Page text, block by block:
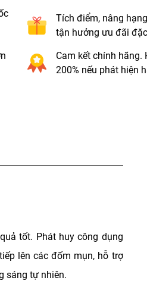
Tích điểm, nâng
tận hưởng ưu đãi
Cam kết chính hãng.
200% nếu phát hiện
tốt. Phát huy công dụng
lên các đốm mụn, hỗ trợ
sáng tự nhiên.